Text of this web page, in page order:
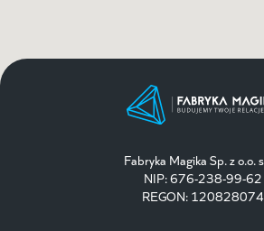
Fabryka Magika Sp. z o.o.
NIP: 676-238-99-62
REGON: 120828074